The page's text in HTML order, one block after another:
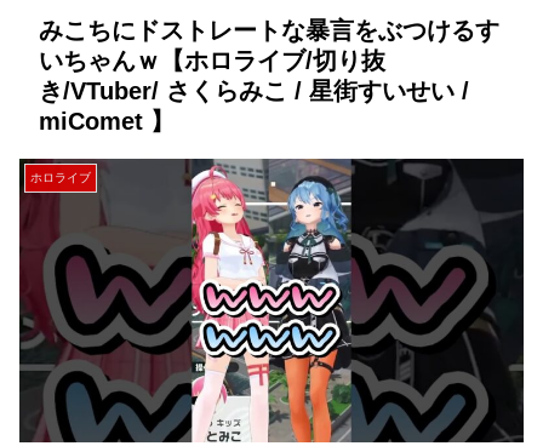
みこちにドストレートな暴言をぶつけるす
いちゃんｗ【ホロライブ/切り抜
き/VTuber/ さくらみこ / 星街すいせい /
miComet 】
ホロライブ